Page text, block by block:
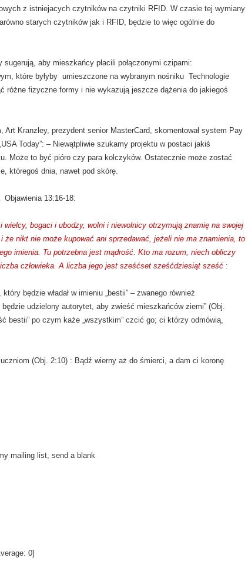
z istniejacych czytników na czytniki RFID. W czasie tej wymiany
starych czytników jak i RFID, będzie to więc ogólnie do
sugerują, aby mieszkańcy płacili połączonymi czipami:
które byłyby umieszczone na wybranym nośniku Technologie
różne fizyczne formy i nie wykazują jeszcze dążenia do jakiegoś
Art Kranzley, prezydent senior MasterCard, skomentował system Pay
Today”: – Niewątpliwie szukamy projektu w postaci jakiś
Może to być pióro czy para kolczyków. Ostatecznie może zostać
któregoś dnia, nawet pod skórę.
13:16-18:
bogaci i ubodzy, wolni i niewolnicy otrzymują znamię na swojej
nikt nie może kupować ani sprzedawać, jeżeli nie ma znamienia, to
imienia. Tu potrzebna jest mądrość. Kto ma rozum, niech obliczy
człowieka. A liczba jego jest sześćset sześćdziesiąt sześć :
będzie władał w imieniu „bestii” – zwanego również
będzie udzielony autorytet, aby zwieść mieszkańców ziemi” (Obj.
bestii” po czym każe „wszystkim” czcić go; ci którzy odmówią,
(Obj. 2:10) : Bądź wierny aż do śmierci, a dam ci koronę
mailing list, send a blank
0]